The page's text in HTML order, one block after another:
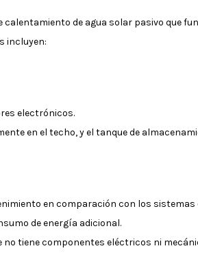
de agua solar pasivo que
incluyen:
electrónicos.
en el techo, y el tanque de
en comparación con los sistemas
de energía adicional.
no tiene componentes eléctricos ni